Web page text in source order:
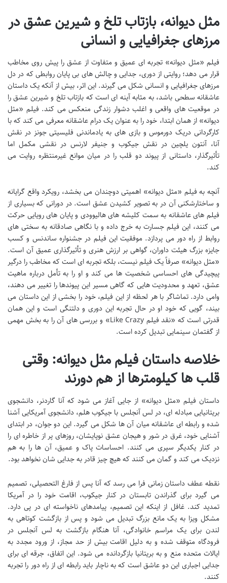
مثل دیوانه، بازتاب تلخ و شیرین عشق در
مرزهای جغرافیایی و انسانی
فیلم «مثل دیوانه» تجربه ای عمیق و متفاوت از عشق را پیش روی مخاطب
قرار می دهد؛ روایتی از دوری، جدایی و چالش های بی پایان روابطی که در دل
مرزهای جغرافیایی و انسانی شکل می گیرند. این اثر، بیش از آنکه یک داستان
عاشقانه سطحی باشد، به مثابه آینه ای است که بازتاب تلخ و شیرین عشق را
در موقعیت های واقعی و اغلب دشوار زندگی منعکس می کند. فیلم «مثل
دیوانه» از همان ابتدا، خود را به عنوان یک درام عاشقانه معرفی می کند که با
کارگردانی دریک دورموس و بازی های به یادماندنی فلیسیتی جونز در نقش
آنا، آنتون یلچین در نقش جیکوب و جنیفر لارنس در نقشی مکمل اما
تأثیرگذار، داستانی از پیوند دو قلب را در میان موانع غیرمنتظره روایت می
کند.
آنچه به فیلم «مثل دیوانه» اهمیتی دوچندان می بخشد، رویکرد واقع گرایانه
و ساختارشکنی آن در به تصویر کشیدن عشق است. در دورانی که بسیاری از
فیلم های عاشقانه به سمت کلیشه های هالیوودی و پایان های رویایی حرکت
می کنند، این فیلم جسارت به خرج داده و با نگاهی صادقانه به سختی های
روابط از راه دور می پردازد. موفقیت این فیلم در جشنواره ساندنس و کسب
جایزه بزرگ هیئت داوران، گواهی بر ارزش هنری و تأثیرگذاری عمیق آن است.
«مثل دیوانه» صرفاً یک فیلم نیست، بلکه تجربه ای است که مخاطب را درگیر
پیچیدگی های احساسی شخصیت ها می کند و او را به تأمل درباره ماهیت
عشق، تعهد و محدودیت هایی که گاهی مسیر این پیوندها را تغییر می دهند،
وامی دارد. تماشاگر با هر لحظه از این فیلم، خود را بخشی از این داستان می
بیند، گویی که خود او در حال تجربه این دوری و دلتنگی است و این همان
قدرتی است که «نقد فیلم Like Crazy» و بررسی های آن را به بخش مهمی
از گفتمان سینمایی تبدیل کرده است.
خلاصه داستان فیلم مثل دیوانه: وقتی
قلب ها کیلومترها از هم دورند
داستان فیلم «مثل دیوانه» از جایی آغاز می شود که آنا گاردنر، دانشجوی
بریتانیایی مبادله ای، در لس آنجلس با جیکوب هلم، دانشجوی آمریکایی آشنا
شده و رابطه ای عاشقانه میان آن ها شکل می گیرد. این دو جوان، در ابتدای
آشنایی خود، غرق در شور و هیجان عشق نوپایشان، روزهای پر از خاطره ای را
در کنار یکدیگر سپری می کنند. احساسات پاک و عمیق، آن ها را به هم
نزدیک می کند و گمان می کنند که هیچ چیز قادر به جدایی شان نخواهد بود.
نقطه عطف داستان زمانی فرا می رسد که آنا پس از فارغ التحصیلی، تصمیم
می گیرد برای گذراندن تابستان در کنار جیکوب، اقامت خود را در آمریکا
تمدید کند. غافل از اینکه این تصمیم، پیامدهای ناخواسته ای در پی دارد.
مشکل ویزا به یک مانع بزرگ تبدیل می شود و پس از بازگشت کوتاهی به
لندن برای یک مراسم خانوادگی، آنا هنگام بازگشت به لس آنجلس در
فرودگاه متوقف شده و به دلیل اقامت بیش از حد مجاز، از ورود مجدد به
ایالات متحده منع و به بریتانیا بازگردانده می شود. این اتفاق، جرقه ای برای
جدایی اجباری این دو عاشق است که به ناچار باید رابطه ای از راه دور را تجربه
کنند.